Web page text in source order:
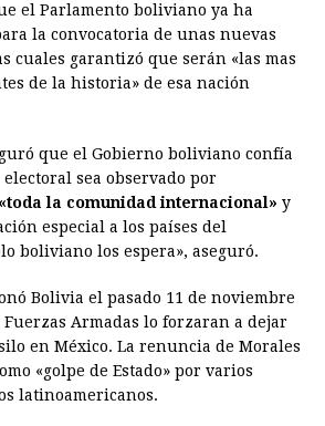
el Parlamento boliviano ya ha
la convocatoria de unas nuevas
cuales garantizó que serán «las mas
de la historia» de esa nación
que el Gobierno boliviano confía
electoral sea observado por
«toda la comunidad internacional» y
especial a los países del
boliviano los espera», aseguró.
Bolivia el pasado 11 de noviembre
Fuerzas Armadas lo forzaran a dejar
en México. La renuncia de Morales
«golpe de Estado» por varios
latinoamericanos.